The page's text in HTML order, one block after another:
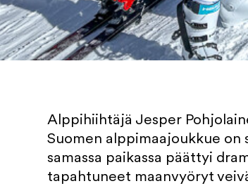
Alppihiihtäjä Jesper
Suomen alppimaajoukkue on
samassa paikassa päättyi
tapahtuneet maanvyöryt